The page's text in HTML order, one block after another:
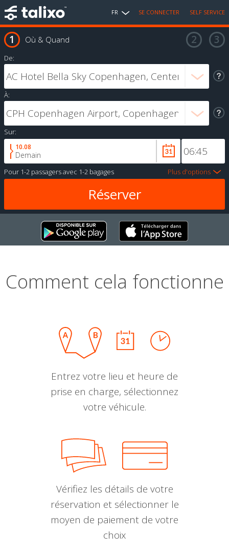
FR SE CONNECTER SELF SERVICE
Où & Quand
De:
À:
Sur:
10.08
Demain
Pour 1-2 passagersavec 1-2 bagages Plus d'options
Comment cela fonctionne
Entrez votre lieu et heure de
prise en charge, sélectionnez
votre véhicule.
Vérifiez les détails de votre
réservation et sélectionner le
moyen de paiement de votre
choix